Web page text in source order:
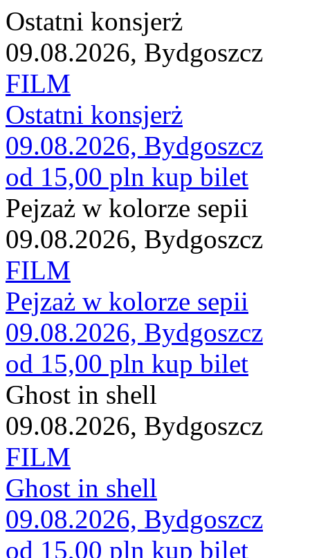
Ostatni konsjerż
09.08.2026, Bydgoszcz
FILM
Ostatni konsjerż
09.08.2026, Bydgoszcz
od 15,00 pln kup bilet
Pejzaż w kolorze sepii
09.08.2026, Bydgoszcz
FILM
Pejzaż w kolorze sepii
09.08.2026, Bydgoszcz
od 15,00 pln kup bilet
Ghost in shell
09.08.2026, Bydgoszcz
FILM
Ghost in shell
09.08.2026, Bydgoszcz
od 15,00 pln kup bilet